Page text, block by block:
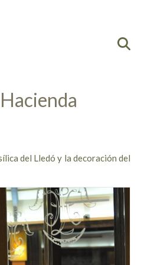
del Lledó y la decoración del